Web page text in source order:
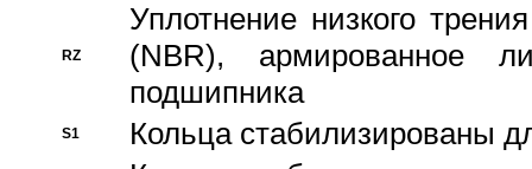
RZ
Уплотнение низкого
(NBR), армированное
подшипника
S1 Кольца стабилизированы